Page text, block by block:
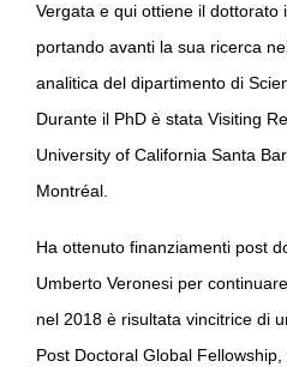
Vergata e qui ottiene il dottorato
portando avanti la sua ricerca
analitica del dipartimento di
Durante il PhD è stata Visiting
University of California Santa
Montréal.
Ha ottenuto finanziamenti post
Umberto Veronesi per
nel 2018 è risultata vincitrice di
Post Doctoral Global